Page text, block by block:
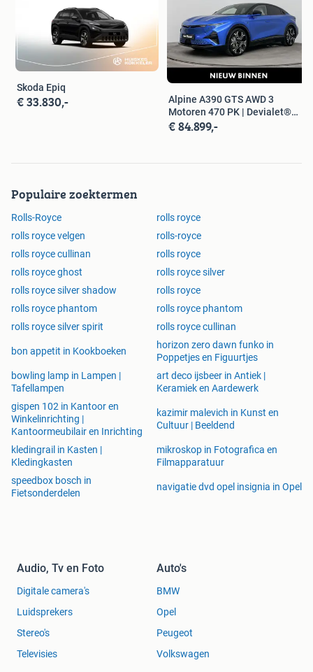
Skoda Epiq
€ 33.830,-
Alpine A390 GTS AWD 3
Motoren 470 PK | Devialet®
XtremeSoun
€ 84.899,-
Populaire zoektermen
Rolls-Royce
rolls royce
rolls royce velgen
rolls-royce
rolls royce cullinan
rolls royce
rolls royce ghost
rolls royce silver
rolls royce silver shadow
rolls royce
rolls royce phantom
rolls royce phantom
rolls royce silver spirit
rolls royce cullinan
bon appetit in Kookboeken
horizon zero dawn funko in
Poppetjes en Figuurtjes
bowling lamp in Lampen |
Tafellampen
art deco ijsbeer in Antiek |
Keramiek en Aardewerk
gispen 102 in Kantoor en
Winkelinrichting |
Kantoormeubilair en Inrichting
kazimir malevich in Kunst en
Cultuur | Beeldend
kledingrail in Kasten |
Kledingkasten
mikroskop in Fotografica en
Filmapparatuur
speedbox bosch in
Fietsonderdelen
navigatie dvd opel insignia in Opel
Audio, Tv en Foto
Digitale camera's
Luidsprekers
Stereo's
Televisies
Auto's
BMW
Opel
Peugeot
Volkswagen